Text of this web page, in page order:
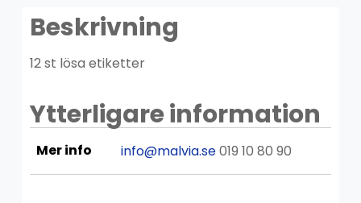
Beskrivning
12 st lösa etiketter
Ytterligare information
Mer info info@malvia.se019 10 80 90